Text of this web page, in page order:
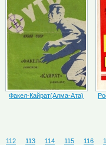
Факел-Кайрат(Алма-Ата)
112 113 114 115 116